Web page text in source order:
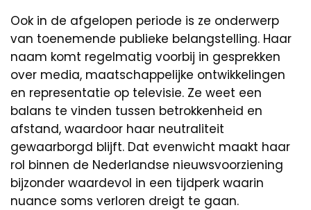
Ook in de afgelopen periode is ze onderwerp
van toenemende publieke belangstelling. Haar
naam komt regelmatig voorbij in gesprekken
over media, maatschappelijke ontwikkelingen
en representatie op televisie. Ze weet een
balans te vinden tussen betrokkenheid en
afstand, waardoor haar neutraliteit
gewaarborgd blijft. Dat evenwicht maakt haar
rol binnen de Nederlandse nieuwsvoorziening
bijzonder waardevol in een tijdperk waarin
nuance soms verloren dreigt te gaan.